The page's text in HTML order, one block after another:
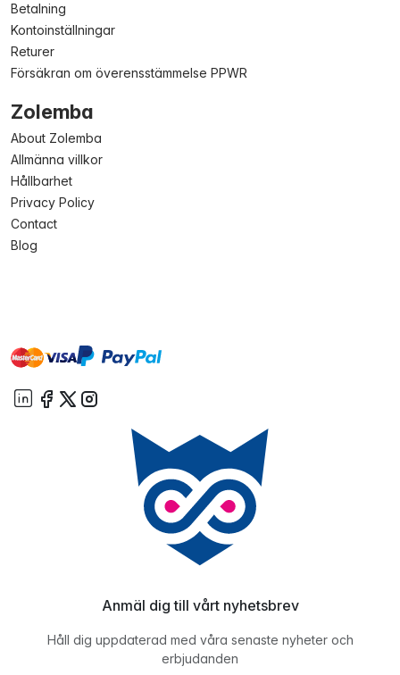
Betalning
Kontoinställningar
Returer
Försäkran om överensstämmelse PPWR
Zolemba
About Zolemba
Allmänna villkor
Hållbarhet
Privacy Policy
Contact
Blog
mastervisa paypal
Anmäl dig till vårt nyhetsbrev
Håll dig uppdaterad med våra senaste nyheter och
erbjudanden